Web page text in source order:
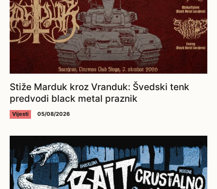
Stiže Marduk kroz Vranduk: Švedski tenk
predvodi black metal praznik
Vijesti 05/08/2026